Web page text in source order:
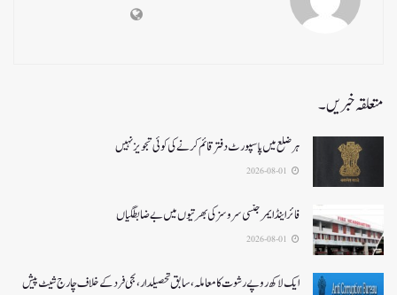
متعلقہ خبریں۔
ہر ضلع میں پاسپورٹ دفتر قائم کرنے کی کوئی تجویز نہیں
فائر اینڈ ایمرجنسی سروسزکی بھرتیوں میں بے ضابطگیاں
ایک لاکھ روپے رشوت کا معاملہ،سابق تحصیلدار، نجی فرد کے خلاف چارج شیٹ پیش